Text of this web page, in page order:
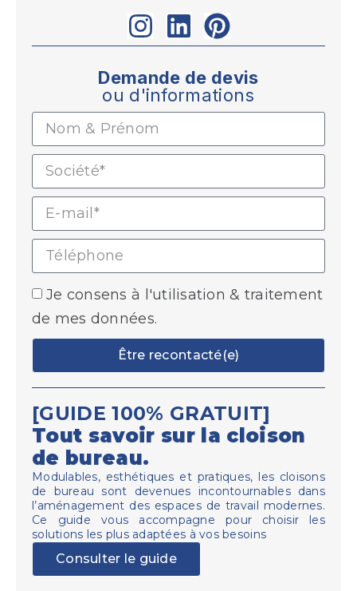
Demande de devis
ou d'informations
Je consens à l'utilisation & traitement
de mes données.
Être recontacté(e)
[GUIDE 100% GRATUIT]
Tout savoir sur la cloison
de bureau.
Modulables, esthétiques et pratiques, les cloisons
de bureau sont devenues incontournables dans
l’aménagement des espaces de travail modernes.
Ce guide vous accompagne pour choisir les
solutions les plus adaptées à vos besoins
Consulter le guide